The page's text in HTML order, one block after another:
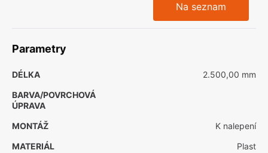
Na seznam
Parametry
DÉLKA
2.500,00 mm
BARVA/POVRCHOVÁ
ÚPRAVA
MONTÁŽ
K nalepení
MATERIÁL
Plast